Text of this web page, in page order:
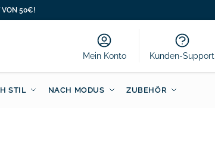
VON 50€!
Mein Konto Kunden-Support
STIL NACH MODUS ZUBEHÖR